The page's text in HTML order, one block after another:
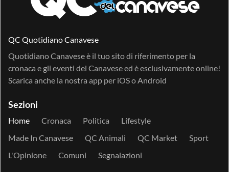
QC Quotidiano Canavese
Quotidiano Canavese è il tuo sito di riferimento per la
cronaca e gli eventi del Canavese ed è esclusivamente online!
Scarica anche la nostra app per iOSo Android
Sezioni
Home Cronaca Politica
Lifestyle
Made In Canavese
QC Animali QC Market
Sport
L'Opinione
Comuni Segnalazioni